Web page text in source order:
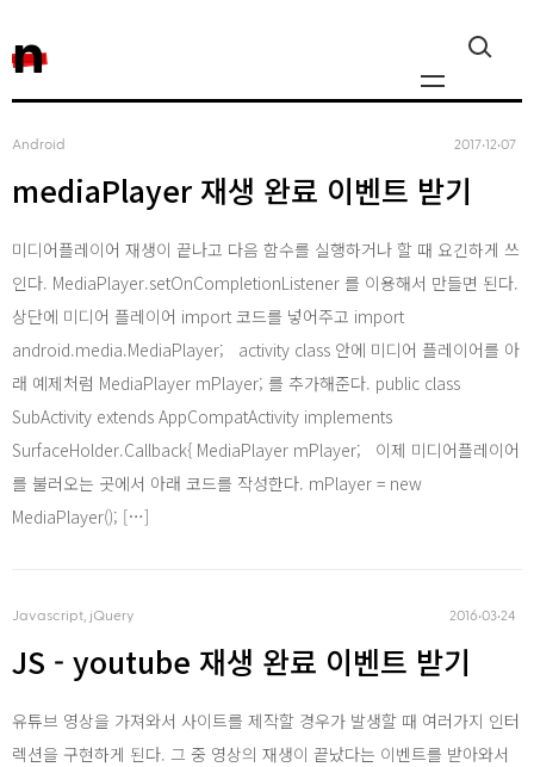
n
Javascript, jQuery
Reactjs
React Native
iOS
Android
Server
Html, CSS
Android 2017‧12‧07
mediaPlayer 재생 완료 이벤트 받기
미디어플레이어 재생이 끝나고 다음 함수를 실행하거나 할 때 요긴하게 쓰
인다. MediaPlayer.setOnCompletionListener 를 이용해서 만들면 된다.
상단에 미디어 플레이어 import 코드를 넣어주고 import
android.media.MediaPlayer; activity class 안에 미디어 플레이어를 아
래 예제처럼 MediaPlayer mPlayer; 를 추가해준다. public class
SubActivity extends AppCompatActivity implements
SurfaceHolder.Callback{ MediaPlayer mPlayer; 이제 미디어플레이어
를 불러오는 곳에서 아래 코드를 작성한다. mPlayer = new
MediaPlayer(); […]
Javascript, jQuery 2016‧03‧24
JS - youtube 재생 완료 이벤트 받기
유튜브 영상을 가져와서 사이트를 제작할 경우가 발생할 때 여러가지 인터
렉션을 구현하게 된다. 그 중 영상의 재생이 끝났다는 이벤트를 받아와서